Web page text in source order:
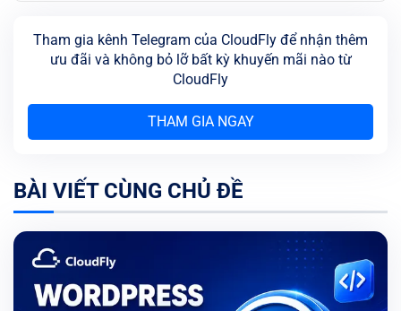
Tham gia kênh Telegram của CloudFly để nhận thêm
ưu đãi và không bỏ lỡ bất kỳ khuyến mãi nào từ
CloudFly
THAM GIA NGAY
BÀI VIẾT CÙNG CHỦ ĐỀ